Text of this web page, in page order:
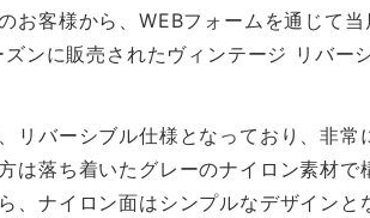
お客様から、WEBフォームを通じて
ンに販売されたヴィンテージ リバー
リバーシブル仕様となっており、非
は落ち着いたグレーのナイロン素材
、ナイロン面はシンプルなデザイン